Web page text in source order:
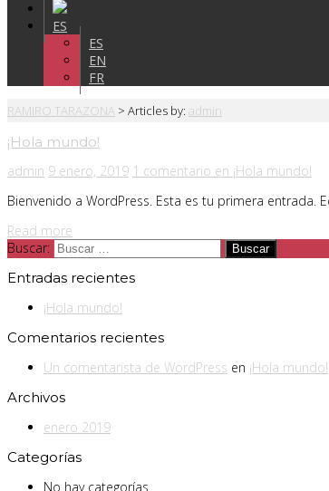
ES
ES
EN
FR
RAMIRO TARAZONA > Articles by: admin
¡Hola mundo!
admin 9 enero, 2019 1 comentario en ¡Hola mundo!
Bienvenido a WordPress. Esta es tu primera entrada.
Read more
Buscar:
Entradas recientes
¡Hola mundo!
Comentarios recientes
Un comentarista de WordPress en ¡Hola mundo!
Archivos
enero 2019
Categorías
No hay categorías